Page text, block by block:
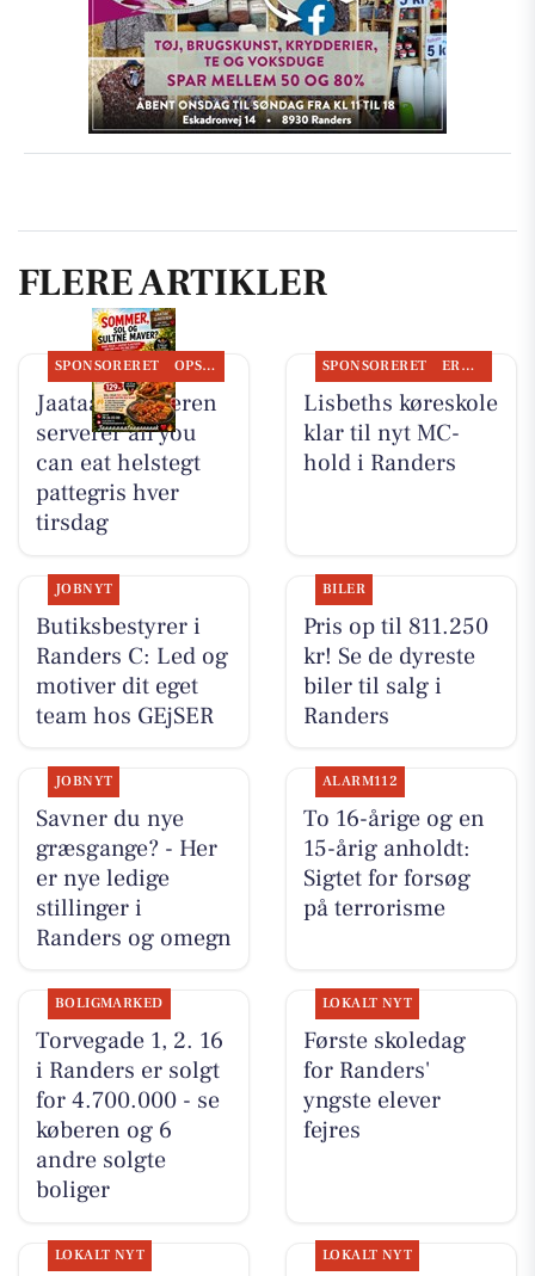
FLERE ARTIKLER
SPONSORERET OPSLAGSTAVLEN
Jaataak Slagteren
serverer all you
can eat helstegt
pattegris hver
tirsdag
SPONSORERET ERHVERV
Lisbeths køreskole
klar til nyt MC-
hold i Randers
JOBNYT
Butiksbestyrer i
Randers C: Led og
motiver dit eget
team hos GEjSER
BILER
Pris op til 811.250
kr! Se de dyreste
biler til salg i
Randers
JOBNYT
Savner du nye
græsgange? - Her
er nye ledige
stillinger i
Randers og omegn
ALARM112
To 16-årige og en
15-årig anholdt:
Sigtet for forsøg
på terrorisme
BOLIGMARKED
Torvegade 1, 2. 16
i Randers er solgt
for 4.700.000 - se
køberen og 6
andre solgte
boliger
LOKALT NYT
Første skoledag
for Randers'
yngste elever
fejres
LOKALT NYT LOKALT NYT